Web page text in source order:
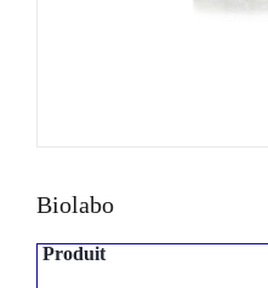
Biolabo
Produit